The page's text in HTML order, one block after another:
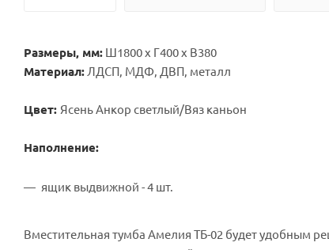
Размеры, мм: Ш1800 х Г400 х В380
Материал: ЛДСП, МДФ, ДВП, металл
Цвет: Ясень Анкор светлый/Вяз каньон
Наполнение:
ящик выдвижной - 4 шт.
Вместительная тумба Амелия ТБ-02 будет удобным